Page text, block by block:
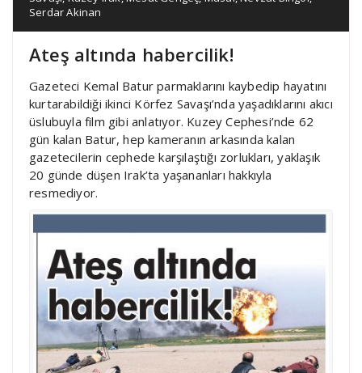
Serdar Akinan
Ateş altında habercilik!
Gazeteci Kemal Batur parmaklarını kaybedip hayatını
kurtarabildiği ikinci Körfez Savaşı’nda yaşadıklarını akıcı
üslubuyla film gibi anlatıyor. Kuzey Cephesi’nde 62
gün kalan Batur, hep kameranın arkasında kalan
gazetecilerin cephede karşılaştığı zorlukları, yaklaşık
20 günde düşen Irak’ta yaşananları hakkıyla
resmediyor.